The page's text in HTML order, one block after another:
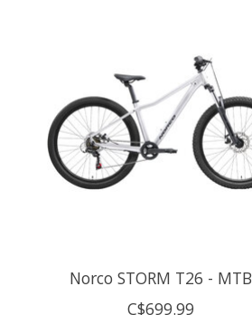
Norco STORM T26 - MTB
C$699.99